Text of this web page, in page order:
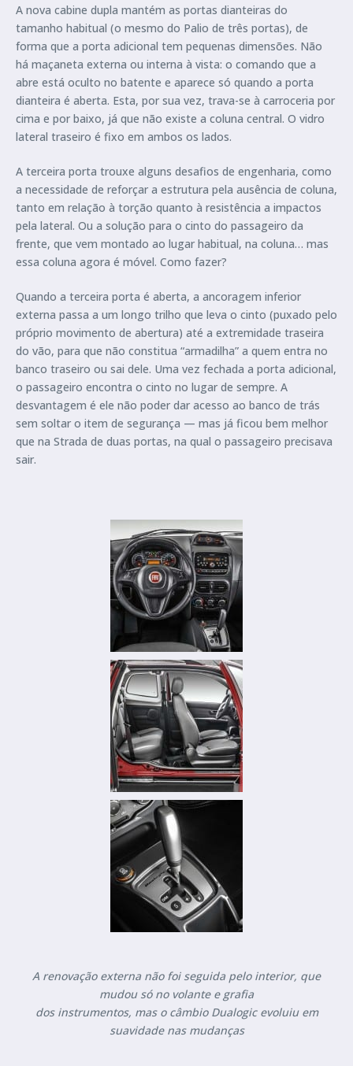
A nova cabine dupla mantém as portas dianteiras do
tamanho habitual (o mesmo do Palio de três portas), de
forma que a porta adicional tem pequenas dimensões. Não
há maçaneta externa ou interna à vista: o comando que a
abre está oculto no batente e aparece só quando a porta
dianteira é aberta. Esta, por sua vez, trava-se à carroceria por
cima e por baixo, já que não existe a coluna central. O vidro
lateral traseiro é fixo em ambos os lados.
A terceira porta trouxe alguns desafios de engenharia, como
a necessidade de reforçar a estrutura pela ausência de coluna,
tanto em relação à torção quanto à resistência a impactos
pela lateral. Ou a solução para o cinto do passageiro da
frente, que vem montado ao lugar habitual, na coluna… mas
essa coluna agora é móvel. Como fazer?
Quando a terceira porta é aberta, a ancoragem inferior
externa passa a um longo trilho que leva o cinto (puxado pelo
próprio movimento de abertura) até a extremidade traseira
do vão, para que não constitua “armadilha” a quem entra no
banco traseiro ou sai dele. Uma vez fechada a porta adicional,
o passageiro encontra o cinto no lugar de sempre. A
desvantagem é ele não poder dar acesso ao banco de trás
sem soltar o item de segurança — mas já ficou bem melhor
que na Strada de duas portas, na qual o passageiro precisava
sair.
A renovação externa não foi seguida pelo interior, que
mudou só no volante e grafia
dos instrumentos, mas o câmbio Dualogic evoluiu em
suavidade nas mudanças